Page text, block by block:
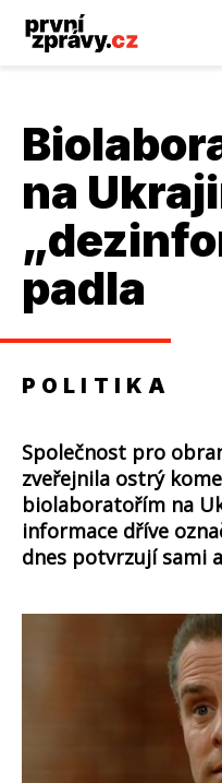
na
padla
POLITIKA
Společnost pro
zveřejnila ostrý
biolaboratořím na
informace dříve
dnes potvrzují sami